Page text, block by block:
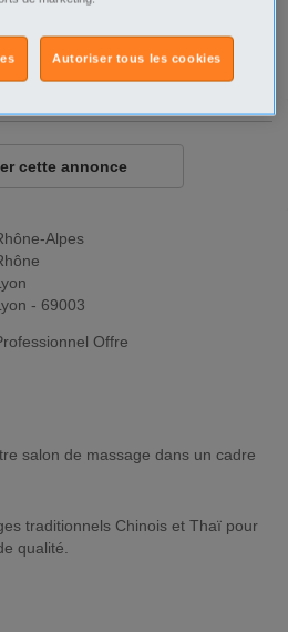
Alpes
- 69003
Offre
traditionnels Chinois et Thaï pour
qualité.
par email
cette annonce
Autoriser tous les cookies